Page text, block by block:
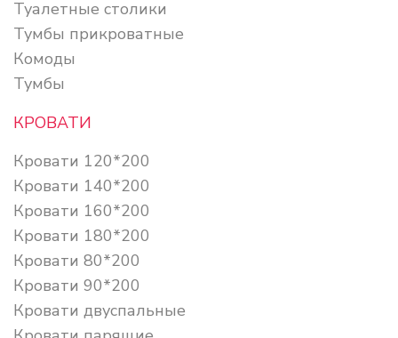
Туалетные столики
Тумбы прикроватные
Комоды
Тумбы
КРОВАТИ
Кровати 120*200
Кровати 140*200
Кровати 160*200
Кровати 180*200
Кровати 80*200
Кровати 90*200
Кровати двуспальные